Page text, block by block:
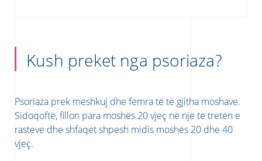
Kush preket nga psoriaza?
Psoriaza prek meshkuj dhe femra të të gjitha moshave.
Sidoqoftë, fillon para moshës 20 vjeç në një të tretën e
rasteve dhe shfaqet shpesh midis moshës 20 dhe 40
vjeç.